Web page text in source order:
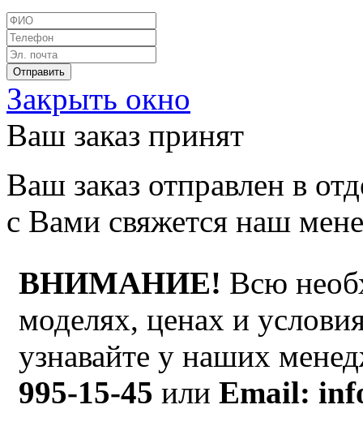
Закрыть окно
Ваш заказ принят
Ваш заказ отправлен в
с Вами свяжется наш
ВНИМАНИЕ! Всю
моделях, ценах и
узнавайте у наших
995-15-45 или Email: